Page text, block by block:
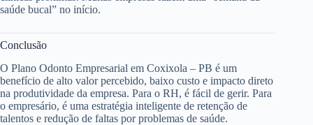
saúde bucal” no início.
Conclusão
O Plano Odonto Empresarial em Coxixola – PB é um
benefício de alto valor percebido, baixo custo e impacto direto
na produtividade da empresa. Para o RH, é fácil de gerir. Para
o empresário, é uma estratégia inteligente de retenção de
talentos e redução de faltas por problemas de saúde.